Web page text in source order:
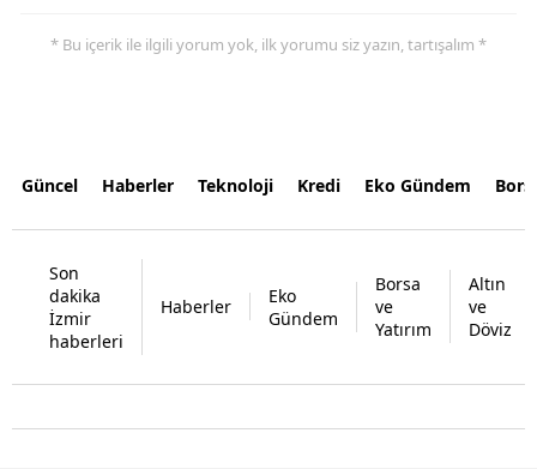
* Bu içerik ile ilgili yorum yok, ilk yorumu siz yazın, tartışalım *
Güncel Haberler Teknoloji Kredi Eko Gündem
Son
dakika
İzmir
haberleri
Haberler
Eko
Gündem
Borsa
ve
Yatırım
Altın
ve
Döviz